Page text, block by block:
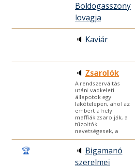
Boldogasszony
lovagja
🔈 Kaviár
🔈 Zsarolók
A rendszerváltás
utáni vadkeleti
állapotok egy
lakótelepen, ahol az
embert a helyi
maffiák zsarolják, a
tűzoltók
nevetségesek, a
🏆 🔈 Bigamanó
szerelmei